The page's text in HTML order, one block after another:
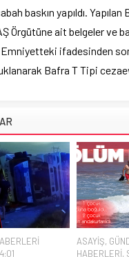
baskın yapıldı. Yapılan
Örgütüne ait belgeler ve
ifadesinden
Bafra T Tipi
ASAYİŞ,
HABERLERİ,